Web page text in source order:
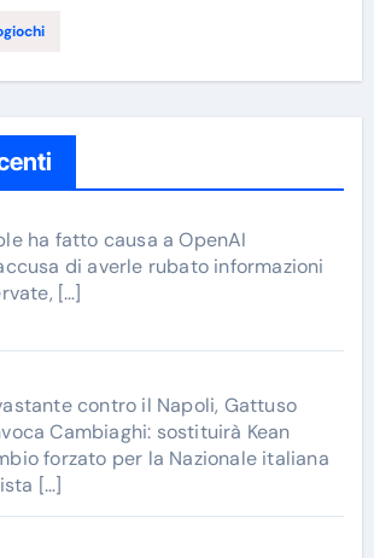
ha fatto causa a OpenAI
di averle rubato informazioni
[…]
contro il Napoli, Gattuso
Cambiaghi: sostituirà Kean
forzato per la Nazionale italiana
[…]